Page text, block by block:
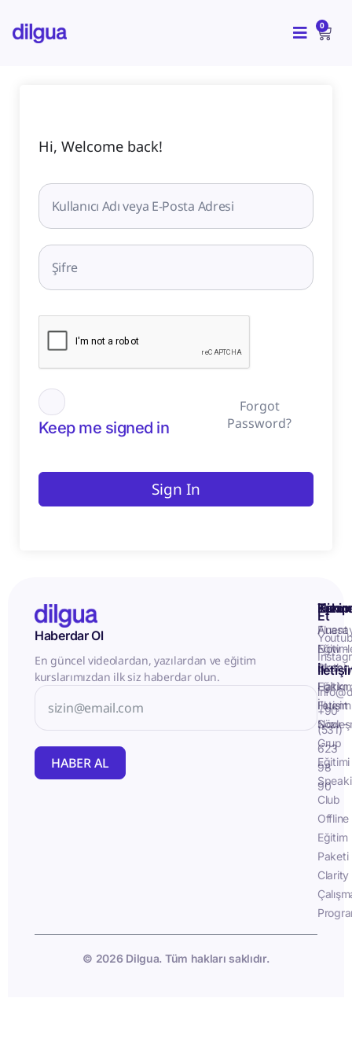
atla
0
Hi, Welcome back!
Keep me signed in
Forgot
Password?
Sign In
Haberdar Ol
En güncel videolardan, yazılardan ve eğitim
kurslarımızdan ilk siz haberdar olun.
HABER AL
İletişim
Fluent
Now -
Birebir
Eğitim
Fluent
Now -
Grup
Eğitimi
Club
Offline
Eğitim
Paketi
Clarity
Takip
Et
+90
(531)
623
98
90
© 2026 Dilgua. Tüm hakları saklıdır.